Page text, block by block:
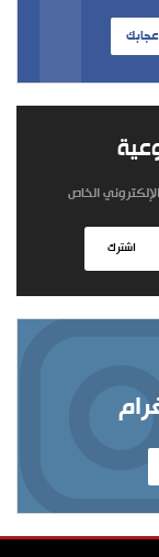
الخاص
اشترك